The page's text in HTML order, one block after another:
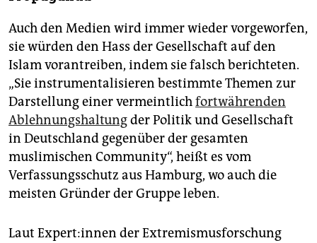
Auch den Medien wird immer wieder vorgeworfen,
sie würden den Hass der Gesellschaft auf den
Islam vorantreiben, indem sie falsch berichteten.
„Sie instrumentalisieren bestimmte Themen zur
Darstellung einer vermeintlichfortwährenden
Ablehnungshaltungder Politik und Gesellschaft
in Deutschland gegenüber der gesamten
muslimischen Community“, heißt es vom
Verfassungsschutz aus Hamburg, wo auch die
meisten Gründer der Gruppe leben.
Laut Ex­per­t:in­nen der Extremismusforschung